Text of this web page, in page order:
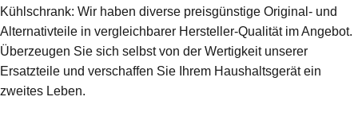
Kühlschrank: Wir haben diverse preisgünstige Original- und
Alternativteile in vergleichbarer Hersteller-Qualität im Angebot.
Überzeugen Sie sich selbst von der Wertigkeit unserer
Ersatzteile und verschaffen Sie Ihrem Haushaltsgerät ein
zweites Leben.